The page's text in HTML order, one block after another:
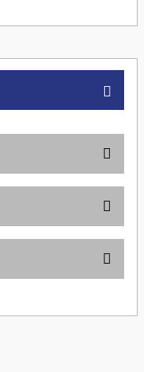
kullanarak tarafımıza